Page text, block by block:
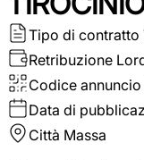
Tipo di contratto
Retribuzione
Codice annuncio
Data di
Città Massa